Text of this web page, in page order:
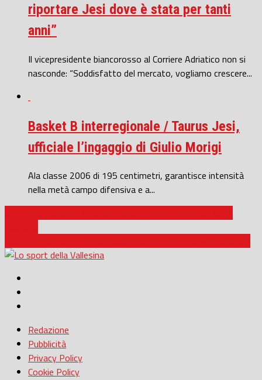
riportare Jesi dove è stata per tanti
anni”
Il vicepresidente biancorosso al Corriere Adriatico non si
nasconde: “Soddisfatto del mercato, vogliamo crescere...
Basket B interregionale / Taurus Jesi,
ufficiale l’ingaggio di Giulio Morigi
Ala classe 2006 di 195 centimetri, garantisce intensità
nella metà campo difensiva e a...
Redazione
Pubblicità
Privacy Policy
Cookie Policy